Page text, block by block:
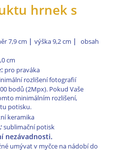
hrnek s
7,9 cm | výška 9,2 cm | obsah
cm
pro praváka
rozlišení fotografií
bodů (2Mpx). Pokud Vaše
minimálním rozlišení,
potisku.
keramika
:sublimační potisk
nezávadnosti.
umývat v myčce na nádobí do